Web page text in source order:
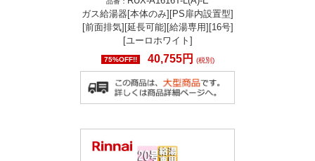
ガス給湯器[本体のみ][PS扉内設置型]
[前面排気][延長可能][給湯専用][16号]
[ユーロホワイト]
75%OFF!! 40,755円 (税別)